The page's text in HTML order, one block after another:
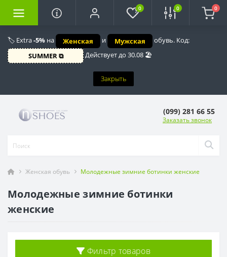
🏷️ Extra-5% на Женская и Мужская
обувь. Код:
SUMMER ⧉
Действует до 30.08 🏖️
Закрыть
0 0 0
(099) 281 66 55
Заказать звонок
Женская обувь Молодежные зимние ботинки женские
Молодежные зимние ботинки
женские
Фильтр товаров